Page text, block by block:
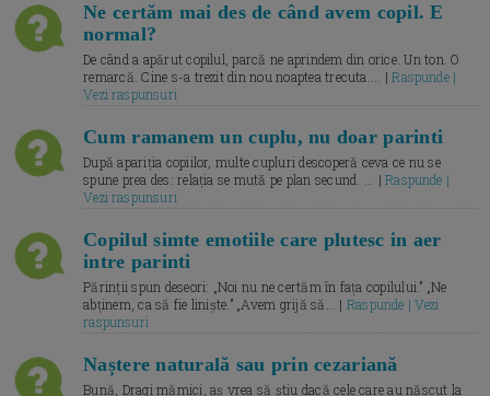
Ne certăm mai des de când avem copil. E
normal?
De când a apărut copilul, parcă ne aprindem din orice. Un ton. O
remarcă. Cine s-a trezit din nou noaptea trecuta.... |Raspunde |
Vezi raspunsuri
Cum ramanem un cuplu, nu doar parinti
După apariția copiilor, multe cupluri descoperă ceva ce nu se
spune prea des: relația se mută pe plan secund. ... |Raspunde |
Vezi raspunsuri
Copilul simte emotiile care plutesc in aer
intre parinti
Părinții spun deseori: „Noi nu ne certăm în fața copilului.” „Ne
abținem, ca să fie liniște.” „Avem grijă să... | Raspunde | Vezi
raspunsuri
Naștere naturală sau prin cezariană
Bună, Dragi mămici, aș vrea să știu dacă cele care au născut la